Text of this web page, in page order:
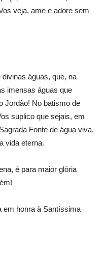
veja, ame e adore sem
águas, que, na
imensas águas que
Jordão! No batismo de
suplico que sejais, em
Fonte de água viva,
vida eterna.
é para maior glória
em honra à Santíssima